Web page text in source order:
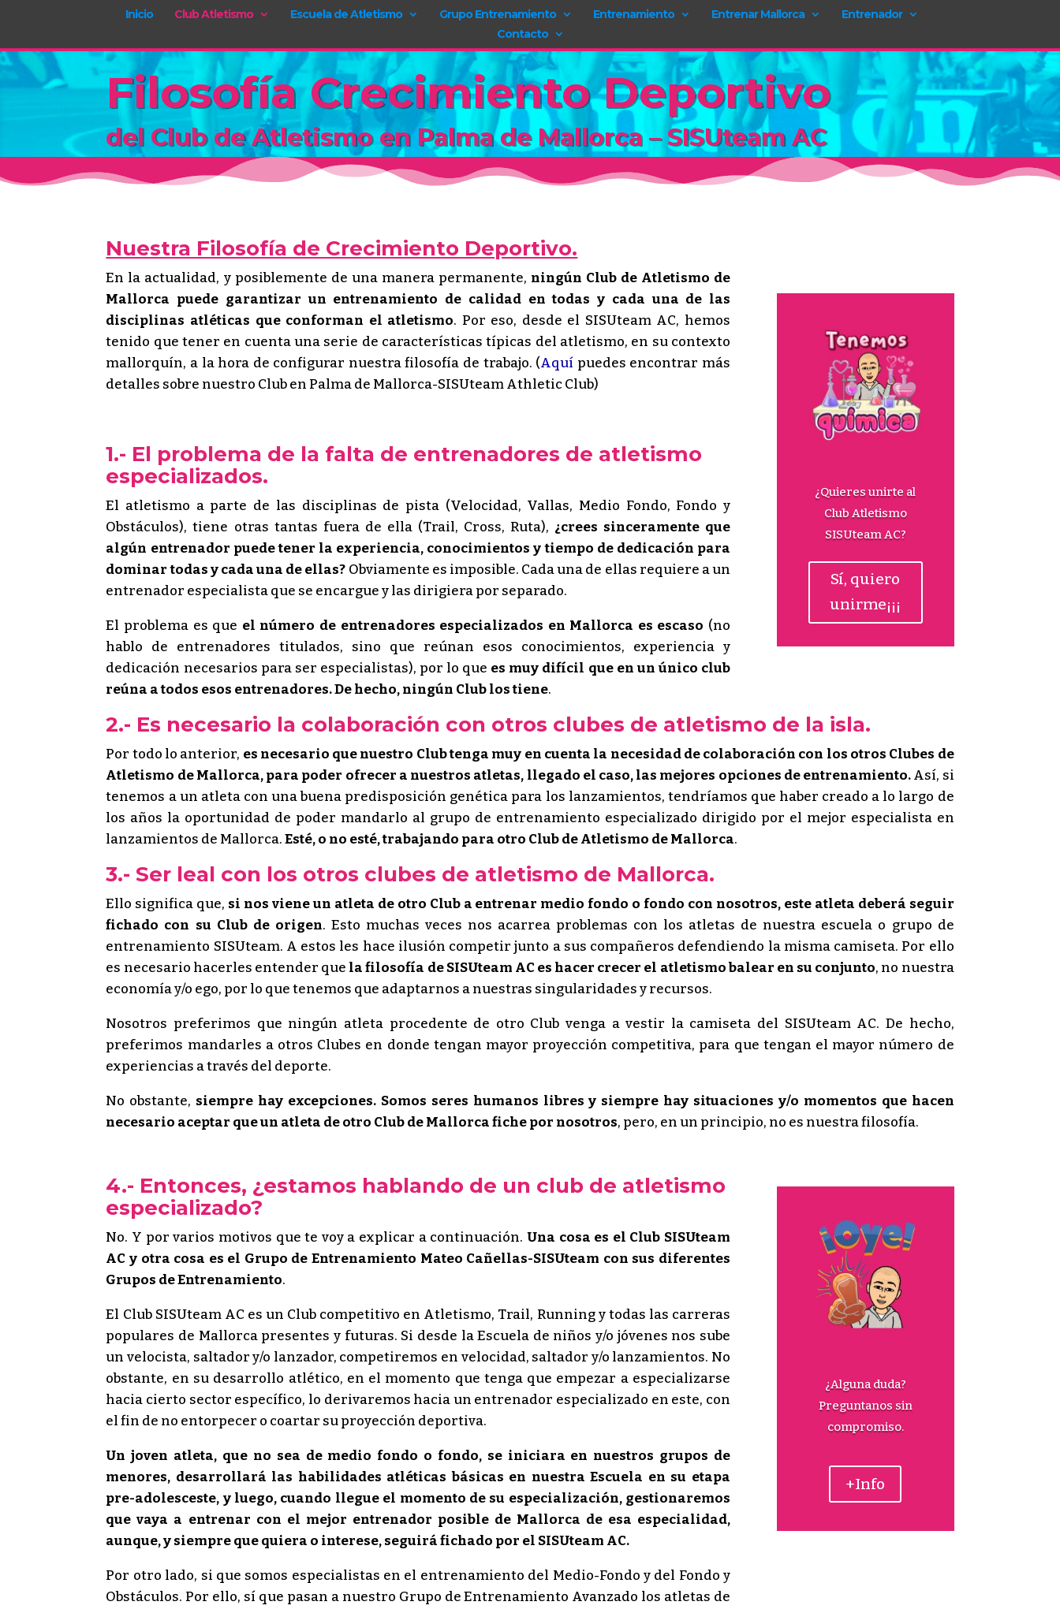
Inicio Club Atletismo Escuela de Atletismo Grupo Entrenamiento Entrenamiento Entrenar Mallorca
Entrenador
Contacto
Filosofía Crecimiento Deportivo
del Club de Atletismo en Palma de Mallorca – SISUteam AC
Nuestra Filosofía de Crecimiento Deportivo.
En la actualidad, y posiblemente de una manera permanente, ningún Club de Atletismo de
Mallorca puede garantizar un entrenamiento de calidad en todas y cada una de las
disciplinas atléticas que conforman el atletismo. Por eso, desde el SISUteam AC, hemos
tenido que tener en cuenta una serie de características típicas del atletismo, en su contexto
mallorquín, a la hora de configurar nuestra filosofía de trabajo. (Aquí puedes encontrar más
detalles sobre nuestro Club en Palma de Mallorca-SISUteam Athletic Club)
1.- El problema de la falta de entrenadores de atletismo
especializados.
El atletismo a parte de las disciplinas de pista (Velocidad, Vallas, Medio Fondo, Fondo y
Obstáculos), tiene otras tantas fuera de ella (Trail, Cross, Ruta), ¿crees sinceramente que
algún entrenador puede tener la experiencia, conocimientos y tiempo de dedicación para
dominar todas y cada una de ellas? Obviamente es imposible. Cada una de ellas requiere a un
entrenador especialista que se encargue y las dirigiera por separado.
El problema es que el número de entrenadores especializados en Mallorca es escaso (no
hablo de entrenadores titulados, sino que reúnan esos conocimientos, experiencia y
dedicación necesarios para ser especialistas), por lo que es muy difícil que en un único club
reúna a todos esos entrenadores. De hecho, ningún Club los tiene.
¿Quieres unirte al
Club Atletismo
SISUteam AC?
Sí, quiero
unirme¡¡¡
2.- Es necesario la colaboración con otros clubes de atletismo de la isla.
Por todo lo anterior, es necesario que nuestro Club tenga muy en cuenta la necesidad de colaboración con los otros Clubes de
Atletismo de Mallorca, para poder ofrecer a nuestros atletas, llegado el caso, las mejores opciones de entrenamiento.Así, si
tenemos a un atleta con una buena predisposición genética para los lanzamientos, tendríamos que haber creado a lo largo de
los años la oportunidad de poder mandarlo al grupo de entrenamiento especializado dirigido por el mejor especialista en
lanzamientos de Mallorca.Esté, o no esté, trabajando para otro Club de Atletismo de Mallorca.
3.- Ser leal con los otros clubes de atletismo de Mallorca.
Ello significa que, si nos viene un atleta de otro Club a entrenar medio fondo o fondo con nosotros, este atleta deberá seguir
fichado con su Club de origen. Esto muchas veces nos acarrea problemas con los atletas de nuestra escuela o grupo de
entrenamiento SISUteam. A estos les hace ilusión competir junto a sus compañeros defendiendo la misma camiseta. Por ello
es necesario hacerles entender que la filosofía de SISUteam AC es hacer crecer el atletismo balear en su conjunto, no nuestra
economía y/o ego, por lo que tenemos que adaptarnos a nuestras singularidades y recursos.
Nosotros preferimos que ningún atleta procedente de otro Club venga a vestir la camiseta del SISUteam AC. De hecho,
preferimos mandarles a otros Clubes en donde tengan mayor proyección competitiva, para que tengan el mayor número de
experiencias a través del deporte.
No obstante, siempre hay excepciones. Somos seres humanos libres y siempre hay situaciones y/o momentos que hacen
necesario aceptar que un atleta de otro Club de Mallorca fiche por nosotros, pero, en un principio, no es nuestra filosofía.
4.- Entonces, ¿estamos hablando de un club de atletismo
especializado?
No. Y por varios motivos que te voy a explicar a continuación. Una cosa es el Club SISUteam
AC y otra cosa es el Grupo de Entrenamiento Mateo Cañellas-SISUteam con sus diferentes
Grupos de Entrenamiento.
El Club SISUteam AC es un Club competitivo en Atletismo, Trail, Running y todas las carreras
populares de Mallorca presentes y futuras. Si desde la Escuela de niños y/o jóvenes nos sube
un velocista, saltador y/o lanzador, competiremos en velocidad, saltador y/o lanzamientos. No
obstante, en su desarrollo atlético, en el momento que tenga que empezar a especializarse
hacia cierto sector específico, lo derivaremos hacia un entrenador especializado en este, con
el fin de no entorpecer o coartar su proyección deportiva.
Un joven atleta, que no sea de medio fondo o fondo, se iniciara en nuestros grupos de
menores, desarrollará las habilidades atléticas básicas en nuestra Escuela en su etapa
pre-adolesceste, y luego, cuando llegue el momento de su especialización, gestionaremos
que vaya a entrenar con el mejor entrenador posible de Mallorca de esa especialidad,
aunque, y siempre que quiera o interese, seguirá fichado por el SISUteam AC.
Por otro lado, si que somos especialistas en el entrenamiento del Medio-Fondo y del Fondo y
Obstáculos. Por ello, sí que pasan a nuestro Grupo de Entrenamiento Avanzado los atletas de
¿Alguna duda?
Preguntanos sin
compromiso.
+Info